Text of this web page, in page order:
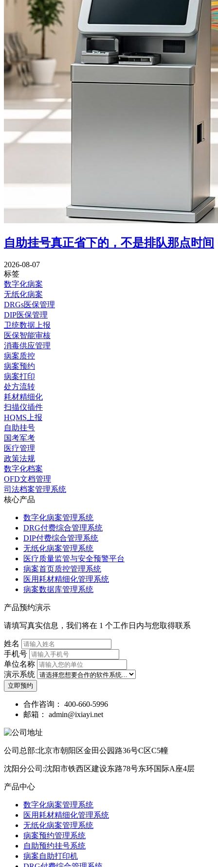
自助挂号真正省下的，不是排队那点时间
2026-08-07
标签
数字化病案
无纸化病案
DRGs医保管理
DIP医保管理
卫统数据上报
医保智能审核
消毒供应管理
病案质控
病案预约
病案打印
处方流转
耗材精细化
扫描仪插件
HQMS上报
自助挂号
国考军考
医疗管理
政策法规
数字化档案
OFD文档管理
司法档案管理系统
核心产品
数字化病案管理系统
DRG付费综合管理系统
DIP付费综合管理系统
无纸化病案管理系统
医疗质量监管与安全预警平台
病案首页质控管理系统
医用耗材精细化管理系统
病案数据库管理系统
产品预约演示
请填写真实信息，我们将在 1 个工作日内与您取得联系
姓名
手机号
单位名称
演示系统
立即预约
合作咨询： 400-660-5996
邮箱： admin@ixiayi.net
公司总部:北京市朝阳区金田公园路36号C区C5幢
沈阳分公司:沈阳市铁西区建设东路78号东环国际A座4层
产品中心
数字化病案管理系统
医用耗材精细化管理系统
无纸化病案管理系统
病案预约管理系统
自助预约挂号系统
病案自助打印机